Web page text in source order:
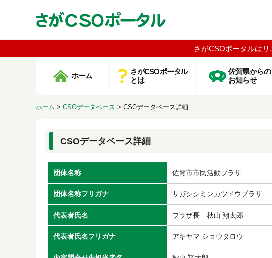
さがCSOポータルは
ホーム
さがCSOポータル
とは
佐賀県からの
お知らせ
ホーム > CSOデータベース > CSOデータベース詳細
CSOデータベース詳細
団体名称 佐賀市市民活動プラザ
団体名称フリガナ サガシシミンカツドウプラザ
代表者氏名 プラザ長 秋山 翔太郎
代表者氏名フリガナ アキヤマ ショウタロウ